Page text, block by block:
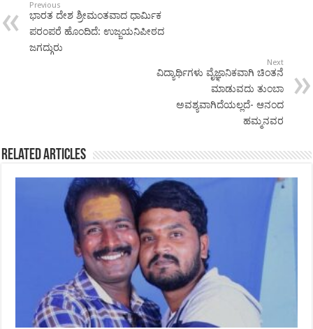
Previous
ಭಾರತ ದೇಶ ಶ್ರೀಮಂತವಾದ ಧಾರ್ಮಿಕ
ಪರಂಪರೆ ಹೊಂದಿದೆ: ಉಜ್ಜಯನಿಪೀಠದ
ಜಗದ್ಗುರು
Next
ವಿದ್ಯಾರ್ಥಿಗಳು ವೈಜ್ಞಾನಿಕವಾಗಿ ಚಿಂತನೆ
ಮಾಡುವದು ತುಂಬಾ
ಅವಶ್ಯವಾಗಿದೆಯಲ್ಲದೆ- ಆನಂದ
ಹಮ್ಮನವರ
Related Articles